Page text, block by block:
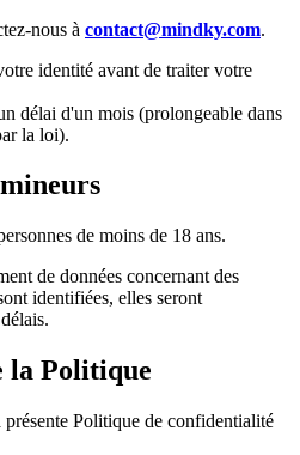
nous à contact@mindky.com.
identité avant de traiter votre
délai d'un mois (prolongeable dans
la loi).
de moins de 18 ans.
de données concernant des
identifiées, elles seront
la Politique
Politique de confidentialité